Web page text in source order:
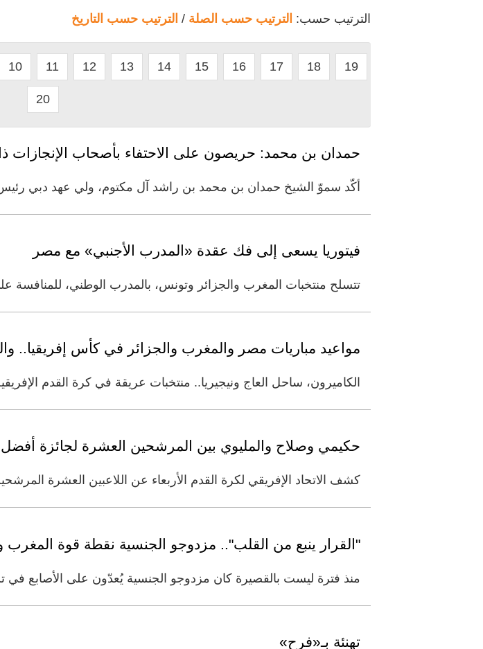
الترتيب حسب: الترتيب حسب الصلة / الترتيب حسب التاريخ
10 11 12 13 14 15 16 17 18 19
20
حمدان بن محمد: حريصون على الاحتفاء بأصحاب الإنجازات ذات
أكّد سموّ الشيخ حمدان بن محمد بن راشد آل مكتوم، ولي عهد دبي
فيتوريا يسعى إلى فك عقدة «المدرب الأجنبي» مع مصر
تتسلح منتخبات المغرب والجزائر وتونس، بالمدرب الوطني، للمنافسة
مواعيد مباريات مصر والمغرب والجزائر في كأس إفريقيا..
الكاميرون، ساحل العاج ونيجيريا.. منتخبات عريقة في كرة القدم
حكيمي وصلاح والمليوي بين المرشحين العشرة لجائزة
كشف الاتحاد الإفريقي لكرة القدم الأربعاء عن اللاعبين العشرة
"القرار ينبع من القلب".. مزدوجو الجنسية نقطة قوة المغرب
منذ فترة ليست بالقصيرة كان مزدوجو الجنسية يُعدّون على الأصابع في
تهنئة بـ«فرح»